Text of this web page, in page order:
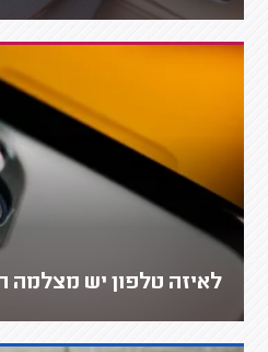
לאיזה טלפון יש מצלמה